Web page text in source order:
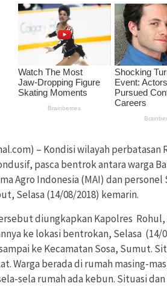
– Kondisi wilayah
pasca bentrok antara warga
Agro Indonesia (MAI) dan
Selasa (14/08/2018) kemarin.
diungkapkan Kapolres Rohul,
ke lokasi bentrokan, Selasa (14/
ke Kecamatan Sosa, Sumut.
Warga berada di rumah masing-
sela rumah ada kebun. Situasi